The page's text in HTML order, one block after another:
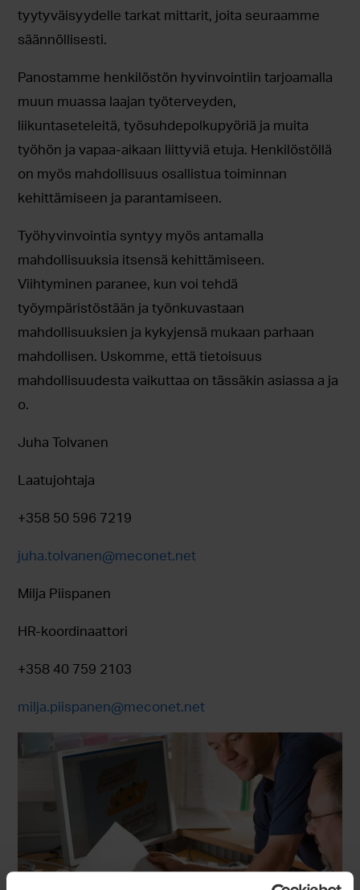
tyytyväisyydelle tarkat mittarit, joita seuraamme
säännöllisesti.
Panostamme henkilöstön hyvinvointiin tarjoamalla
muun muassa laajan työterveyden,
liikuntaseteleitä, työsuhdepolkupyöriä ja muita
työhön ja vapaa-aikaan liittyviä etuja. Henkilöstöllä
on myös mahdollisuus osallistua toiminnan
kehittämiseen ja parantamiseen.
Työhyvinvointia syntyy myös antamalla
mahdollisuuksia itsensä kehittämiseen.
Viihtyminen paranee, kun voi tehdä
työympäristöstään ja työnkuvastaan
mahdollisuuksien ja kykyjensä mukaan parhaan
mahdollisen. Uskomme, että tietoisuus
mahdollisuudesta vaikuttaa on tässäkin asiassa a ja
o.
Juha Tolvanen
Laatujohtaja
+358 50 596 7219
juha.tolvanen@meconet.net
Milja Piispanen
HR-koordinaattori
+358 40 759 2103
milja.piispanen@meconet.net